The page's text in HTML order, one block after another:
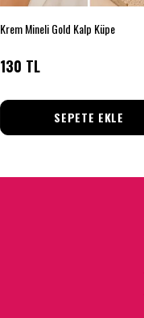
Krem Mineli Gold Kalp Küpe
130 TL
SEPETE EKLE